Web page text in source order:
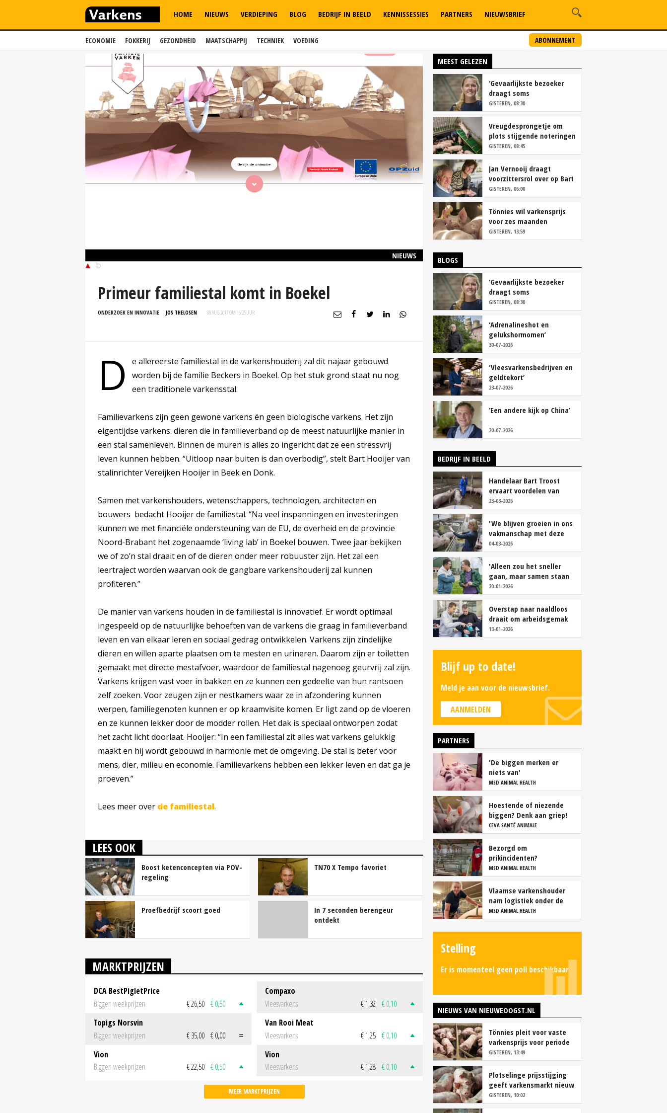
ECONOMIE FOKKERIJ GEZONDHEID MAATSCHAPPIJ TECHNIEK VOEDING ABONNEMENT
HOME NIEUWS VERDIEPING BLOG BEDRIJF IN BEELD KENNISSESSIES PARTNERS NIEUWSBRIEF
NIEUWS
©
Primeur familiestal komt in Boekel
ONDERZOEK EN INNOVATIE JOS THELOSEN 08 AUG 2017 OM 16:25UUR
D
e allereerste familiestal in de varkenshouderij zal dit najaar gebouwd
worden bij de familie Beckers in Boekel. Op het stuk grond staat nu nog
een traditionele varkensstal.
Familievarkens zijn geen gewone varkens én geen biologische varkens. Het zijn
eigentijdse varkens: dieren die in familieverband op de meest natuurlijke manier in
een stal samenleven. Binnen de muren is alles zo ingericht dat ze een stressvrij
leven kunnen hebben. “Uitloop naar buiten is dan overbodig”, stelt Bart Hooijer van
stalinrichter Vereijken Hooijer in Beek en Donk.
Samen met varkenshouders, wetenschappers, technologen, architecten en
bouwers bedacht Hooijer de familiestal. “Na veel inspanningen en investeringen
kunnen we met financiële ondersteuning van de EU, de overheid en de provincie
Noord-Brabant het zogenaamde ‘living lab’ in Boekel bouwen. Twee jaar bekijken
we of zo’n stal draait en of de dieren onder meer robuuster zijn. Het zal een
leertraject worden waarvan ook de gangbare varkenshouderij zal kunnen
profiteren.”
De manier van varkens houden in de familiestal is innovatief. Er wordt optimaal
ingespeeld op de natuurlijke behoeften van de varkens die graag in familieverband
leven en van elkaar leren en sociaal gedrag ontwikkelen. Varkens zijn zindelijke
dieren en willen aparte plaatsen om te mesten en urineren. Daarom zijn er toiletten
gemaakt met directe mestafvoer, waardoor de familiestal nagenoeg geurvrij zal zijn.
Varkens krijgen vast voer in bakken en ze kunnen een gedeelte van hun rantsoen
zelf zoeken. Voor zeugen zijn er nestkamers waar ze in afzondering kunnen
werpen, familiegenoten kunnen er op kraamvisite komen. Er ligt zand op de vloeren
en ze kunnen lekker door de modder rollen. Het dak is speciaal ontworpen zodat
het zacht licht doorlaat. Hooijer: “In een familiestal zit alles wat varkens gelukkig
maakt en hij wordt gebouwd in harmonie met de omgeving. De stal is beter voor
mens, dier, milieu en economie. Familievarkens hebben een lekker leven en dat ga je
proeven.”
Lees meer over de familiestal.
LEES OOK
Boost ketenconcepten via POV-
regeling
TN70 X Tempo favoriet
Proefbedrijf scoort goed
In 7 seconden berengeur
ontdekt
MARKTPRIJZEN
DCA BestPigletPrice
Biggen weekprijzen
€ 26,50 € 0,50
Topigs Norsvin
Biggen weekprijzen
€ 35,00 € 0,00
Vion
Biggen weekprijzen
€ 22,50 € 0,50
Compaxo
Vleesvarkens
€ 1,32 € 0,10
Van Rooi Meat
Vleesvarkens
€ 1,25 € 0,10
Vion
Vleesvarkens
€ 1,28 € 0,10
MEER MARKTPRIJZEN
MEEST GELEZEN
‘Gevaarlijkste bezoeker
draagt soms
overschoenen’
GISTEREN, 08:30
Vreugdesprongetje om
plots stijgende noteringen
GISTEREN, 08:45
Jan Vernooij draagt
voorzittersrol over op Bart
Camps
GISTEREN, 06:00
Tönnies wil varkensprijs
voor zes maanden
vastleggen
GISTEREN, 13:59
BLOGS
‘Gevaarlijkste bezoeker
draagt soms
overschoenen’
GISTEREN, 08:30
‘Adrenalineshot en
gelukshormomen’
30-07-2026
‘Vleesvarkensbedrijven en
geldtekort’
23-07-2026
‘Een andere kijk op China’
20-07-2026
BEDRIJF IN BEELD
Handelaar Bart Troost
ervaart voordelen van
coöperatieve voerfusie
23-03-2026
'We blijven groeien in ons
vakmanschap met deze
teamaanpak'
04-03-2026
'Alleen zou het sneller
gaan, maar samen staan
we stukken sterker'
20-01-2026
Overstap naar naaldloos
draait om arbeidsgemak
en diervriendelijkheid
13-01-2026
Blijf up to date!
Meld je aan voor de nieuwsbrief.
AANMELDEN
PARTNERS
'De biggen merken er
niets van'
MSD ANIMAL HEALTH
Hoestende of niezende
biggen? Denk aan griep!
CEVA SANTÉ ANIMALE
Bezorgd om
prikincidenten?
MSD ANIMAL HEALTH
Vlaamse varkenshouder
nam logistiek onder de
loep en spaart personeel
MSD ANIMAL HEALTH
Stelling
Er is momenteel geen poll beschikbaar.
NIEUWS VAN NIEUWEOOGST.NL
Tönnies pleit voor vaste
varkensprijs voor periode
van zes maanden
GISTEREN, 13:49
Plotselinge prijsstijging
geeft varkensmarkt nieuw
perspectief
GISTEREN, 10:02